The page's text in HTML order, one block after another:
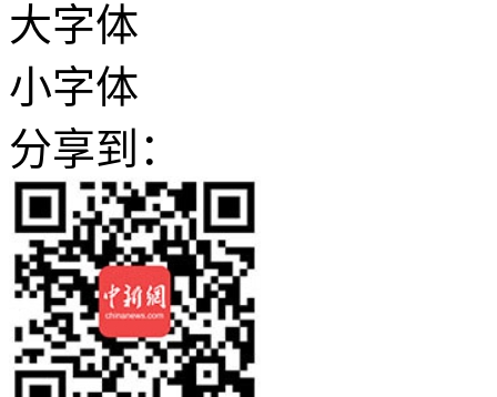
大字体
小字体
分享到：